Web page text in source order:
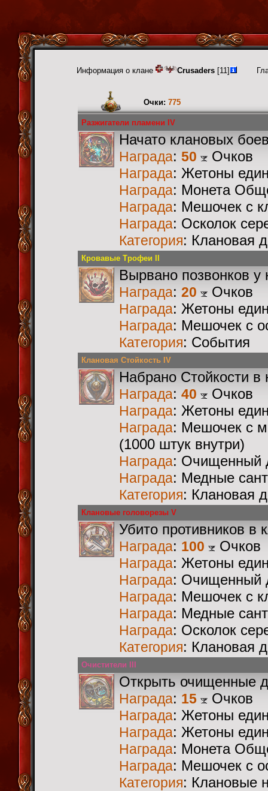
Информация о клане Crusaders [11]
Очки: 775
Разжигатели пламени IV
Начато клановых
Награда: 50 Очков
Награда: Жетоны
Награда: Монета
Награда: Мешочек с
Награда: Осколок
Категория: Клановая
Кровавые Трофеи II
Вырвано позвонков у
Награда: 20 Очков
Награда: Жетоны
Награда: Мешочек с
Категория: События
Клановая Стойкость IV
Набрано Стойкости в
Награда: 40 Очков
Награда: Жетоны
Награда: Мешочек с
(1000 штук внутри)
Награда: Очищенный
Награда: Медные
Категория: Клановая
Клановые головорезы V
Убито противников в
Награда: 100 Очков
Награда: Жетоны
Награда: Очищенный
Награда: Мешочек с
Награда: Медные
Награда: Осколок
Категория: Клановая
Очистители III
Открыть очищенные
Награда: 15 Очков
Награда: Жетоны
Награда: Жетоны
Награда: Монета
Награда: Мешочек с
Категория: Клановые